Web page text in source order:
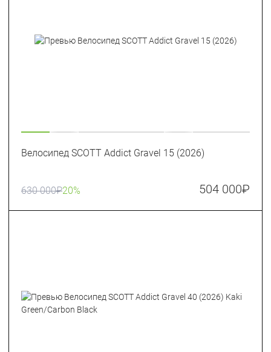
Велосипед SCOTT Addict Gravel 15 (2026)
630 000₽20% 504 000₽